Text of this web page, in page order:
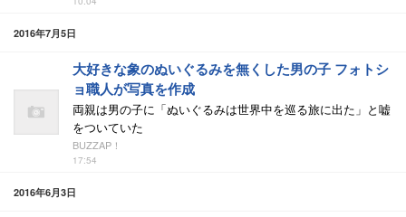
2016年7月5日
大好きな象のぬいぐるみを無くした男の子 フォトシ
ョ職人が写真を作成
両親は男の子に「ぬいぐるみは世界中を巡る旅に出た」と嘘
をついていた
BUZZAP！
17:54
2016年6月3日